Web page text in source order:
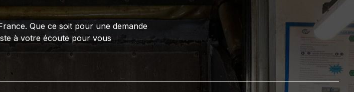
Que ce soit pour une demande
à votre écoute pour vous